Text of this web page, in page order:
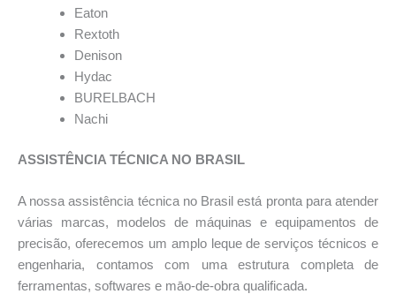
Eaton
Rextoth
Denison
Hydac
BURELBACH
Nachi
ASSISTÊNCIA TÉCNICA NO BRASIL
A nossa assistência técnica no Brasil está pronta para atender
várias marcas, modelos de máquinas e equipamentos de
precisão, oferecemos um amplo leque de serviços técnicos e
engenharia, contamos com uma estrutura completa de
ferramentas, softwares e māo-de-obra qualificada.